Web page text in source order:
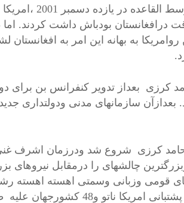
تروریستی درمرکز
درافغانستان بودباش داشت کردند.
به بهانه این امر به
بعداز تدویر کنفرانس بن برای
سازمانهای مدنی ودولتداری
حامد کرزی شروع شد ودرزمان اشرف
چالشهای را درمقابل نیروهای
قومی وزبانی وسمتی اهسته اهسته
فرسایشی میان دولت افغانستان با